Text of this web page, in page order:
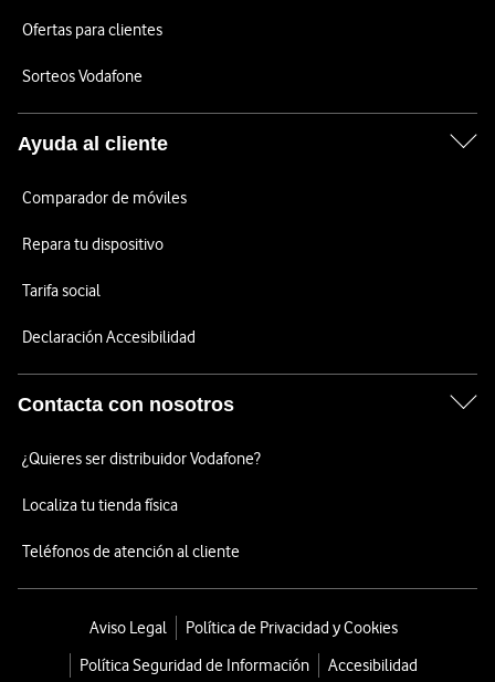
Ofertas para clientes
Sorteos Vodafone
Ayuda al cliente
Comparador de móviles
Repara tu dispositivo
Tarifa social
Declaración Accesibilidad
Contacta con nosotros
¿Quieres ser distribuidor Vodafone?
Localiza tu tienda física
Teléfonos de atención al cliente
Aviso Legal
Política de Privacidad y Cookies
Política Seguridad de Información
Accesibilidad